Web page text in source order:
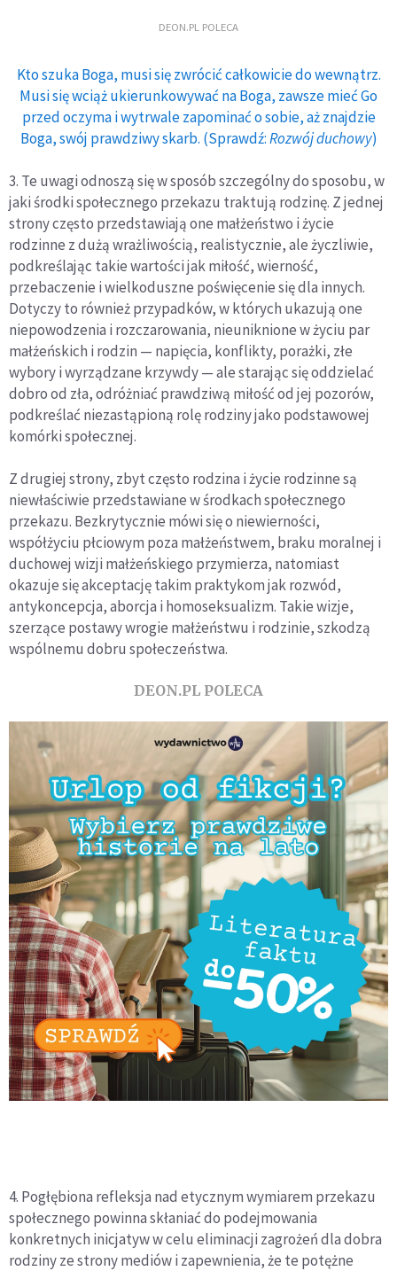
DEON.PL POLECA
Kto szuka Boga, musi się zwrócić całkowicie do wewnątrz.
Musi się wciąż ukierunkowywać na Boga, zawsze mieć Go
przed oczyma i wytrwale zapominać o sobie, aż znajdzie
Boga, swój prawdziwy skarb. (Sprawdź:Rozwój duchowy)
3. Te uwagi odnoszą się w sposób szczególny do sposobu, w
jaki środki społecznego przekazu traktują rodzinę. Z jednej
strony często przedstawiają one małżeństwo i życie
rodzinne z dużą wrażliwością, realistycznie, ale życzliwie,
podkreślając takie wartości jak miłość, wierność,
przebaczenie i wielkoduszne poświęcenie się dla innych.
Dotyczy to również przypadków, w których ukazują one
niepowodzenia i rozczarowania, nieuniknione w życiu par
małżeńskich i rodzin — napięcia, konflikty, porażki, złe
wybory i wyrządzane krzywdy — ale starając się oddzielać
dobro od zła, odróżniać prawdziwą miłość od jej pozorów,
podkreślać niezastąpioną rolę rodziny jako podstawowej
komórki społecznej.
Z drugiej strony, zbyt często rodzina i życie rodzinne są
niewłaściwie przedstawiane w środkach społecznego
przekazu. Bezkrytycznie mówi się o niewierności,
współżyciu płciowym poza małżeństwem, braku moralnej i
duchowej wizji małżeńskiego przymierza, natomiast
okazuje się akceptację takim praktykom jak rozwód,
antykoncepcja, aborcja i homoseksualizm. Takie wizje,
szerzące postawy wrogie małżeństwu i rodzinie, szkodzą
wspólnemu dobru społeczeństwa.
DEON.PL POLECA
4. Pogłębiona refleksja nad etycznym wymiarem przekazu
społecznego powinna skłaniać do podejmowania
konkretnych inicjatyw w celu eliminacji zagrożeń dla dobra
rodziny ze strony mediów i zapewnienia, że te potężne